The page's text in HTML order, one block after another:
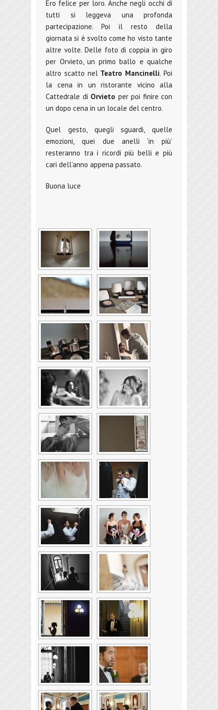
Ero felice per loro. Anche negli occhi di
tutti si leggeva una profonda
partecipazione. Poi il resto della
giornata si è svolto come ho visto tante
altre volte. Delle foto di coppia in giro
per Orvieto, un primo ballo e qualche
altro scatto nel Teatro Mancinelli. Poi
la cena in un ristorante vicino alla
Cattedrale di Orvieto per poi finire con
un dopo cena in un locale del centro.
Quel gesto, quegli sguardi, quelle
emozioni, quei due anelli ‘in più’
resteranno tra i ricordi più belli e più
cari dell’anno appena passato.
Buona luce